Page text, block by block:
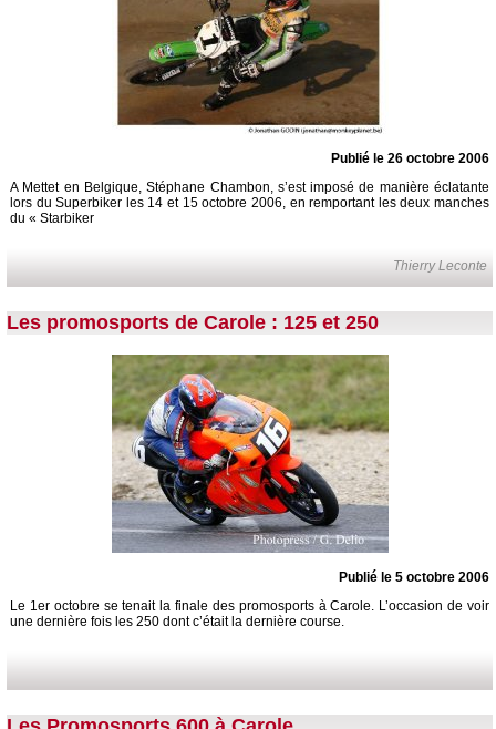
Publié le 26 octobre 2006
A Mettet en Belgique, Stéphane Chambon, s’est imposé de manière éclatante
lors du Superbiker les 14 et 15 octobre 2006, en remportant les deux manches
du « Starbiker
Thierry Leconte
Les promosports de Carole : 125 et 250
Publié le 5 octobre 2006
Le 1er octobre se tenait la finale des promosports à Carole. L’occasion de voir
une dernière fois les 250 dont c’était la dernière course.